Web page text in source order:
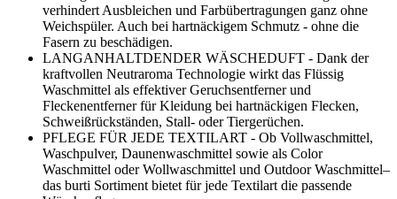
verhindert Ausbleichen und Farbübertragungen ganz ohne
Weichspüler. Auch bei hartnäckigem Schmutz - ohne die
Fasern zu beschädigen.
LANGANHALTDENDER WÄSCHEDUFT - Dank der
kraftvollen Neutraroma Technologie wirkt das Flüssig
Waschmittel als effektiver Geruchsentferner und
Fleckenentferner für Kleidung bei hartnäckigen Flecken,
Schweißrückständen, Stall- oder Tiergerüchen.
PFLEGE FÜR JEDE TEXTILART - Ob Vollwaschmittel,
Waschpulver, Daunenwaschmittel sowie als Color
Waschmittel oder Wollwaschmittel und Outdoor Waschmittel–
das burti Sortiment bietet für jede Textilart die passende